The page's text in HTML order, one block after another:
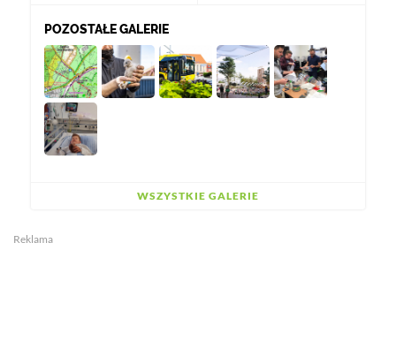
POZOSTAŁE GALERIE
WSZYSTKIE GALERIE
Reklama